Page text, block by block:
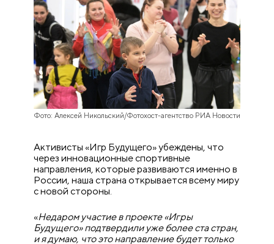
Фото: Алексей Никольский/Фотохост-агентство РИА Новости
Активисты «Игр Будущего» убеждены, что
через инновационные спортивные
направления, которые развиваются именно в
России, наша страна открывается всему миру
с новой стороны.
«Недаром участие в проекте «Игры
Будущего» подтвердили уже более ста стран,
и я думаю, что это направление будет только